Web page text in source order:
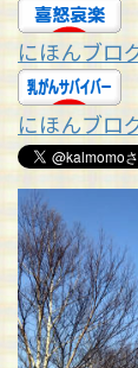
にほんブロ
にほんブロ